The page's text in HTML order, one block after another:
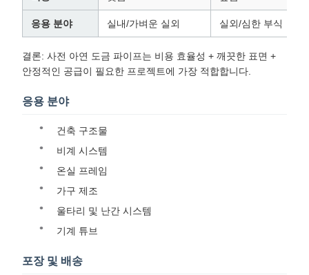
응용 분야 실내/가벼운 실외 실외/심한 부식
결론: 사전 아연 도금 파이프는 비용 효율성 + 깨끗한 표면 +
안정적인 공급이 필요한 프로젝트에 가장 적합합니다.
응용 분야
건축 구조물
비계 시스템
온실 프레임
가구 제조
울타리 및 난간 시스템
기계 튜브
포장 및 배송